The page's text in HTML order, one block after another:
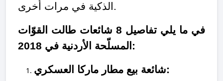
الذكية في مرات أخرى.
في ما يلي تفاصيل 8 شائعات طالت القوّات
المسلّحة الأردنية في 2018:
شائعة بيع مطار ماركا العسكري: